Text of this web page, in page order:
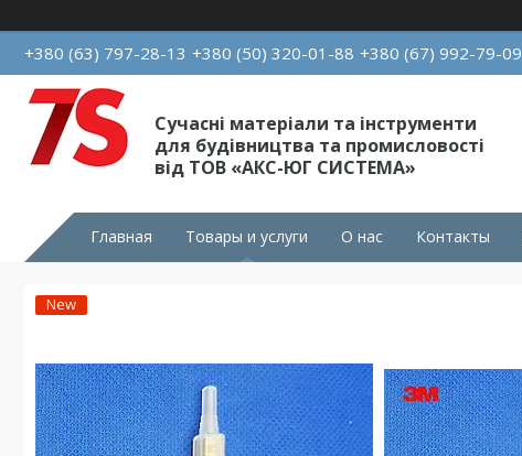
+380 (63) 797-28-13 +380 (50) 320-01-88 +380 (67) 992-79-09
Сучасні матеріали та інструменти
для будівництва та промисловості
від ТОВ «АКС-ЮГ СИСТЕМА»
Главная Товары и услуги О нас Контакты
New